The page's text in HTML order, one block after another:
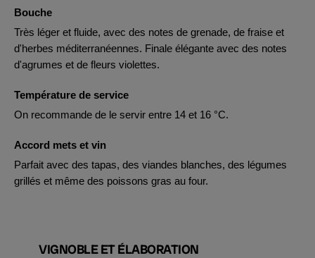
Bouche
Très léger et fluide, avec des notes de grenade, de fraise et
d'herbes méditerranéennes. Finale élégante avec des notes
d'agrumes et de fleurs violettes.
Température de service
On recommande de le servir entre 14 et 16 °C.
Accord mets et vin
Parfait avec des tapas, des viandes blanches, des légumes
grillés et même des poissons gras au four.
VIGNOBLE ET ÉLABORATION